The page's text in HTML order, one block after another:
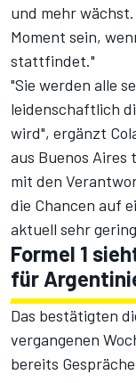
und mehr
Moment sein,
stattfindet."
"Sie werden alle
leidenschaftlich
wird", ergänzt
aus Buenos Aires
mit den
die Chancen auf
aktuell sehr
Formel 1
für
Das bestätigten
vergangenen
bereits